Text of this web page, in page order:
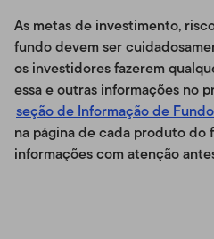
As metas de investimento,
fundo devem ser
os investidores fazerem
essa e outras informações no
seção de Informação de
na página de cada produto do
informações com atenção
Franklin Templeton, a
provê investimento nos
a acionistas, bem como
Templeton and Franklin
institucionais, bem como
gerenciamento separadas.
Informações